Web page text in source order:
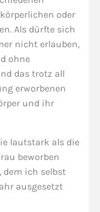
oder
Als dürfte sich
nicht erlauben,
ohne
das trotz all
erworbenen
und ihr
lautstark als die
beworben
dem ich selbst
ausgesetzt